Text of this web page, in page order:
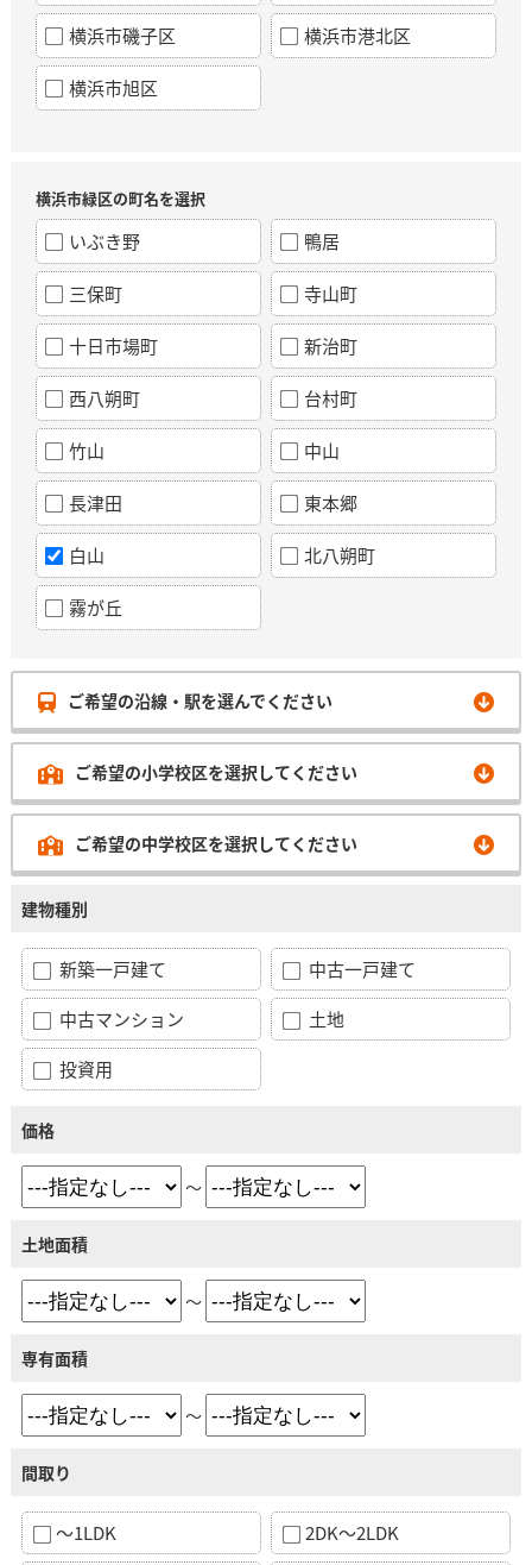
横浜市磯子区 横浜市港北区
横浜市旭区
横浜市緑区の町名を選択
いぶき野 鴨居
三保町 寺山町
十日市場町 新治町
西八朔町 台村町
竹山 中山
長津田 東本郷
白山 北八朔町
霧が丘
ご希望の沿線・駅を選んでください
ご希望の小学校区を選択してください
ご希望の中学校区を選択してください
建物種別
新築一戸建て
中古一戸建て
中古マンション
土地
投資用
価格
～
土地面積
～
専有面積
～
間取り
～1LDK
2DK～2LDK